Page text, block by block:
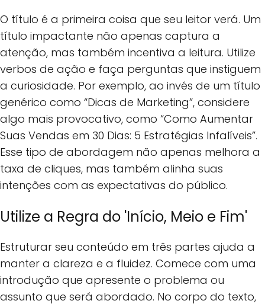
O título é a primeira coisa que seu leitor verá. Um
título impactante não apenas captura a
atenção, mas também incentiva a leitura. Utilize
verbos de ação e faça perguntas que instiguem
a curiosidade. Por exemplo, ao invés de um título
genérico como “Dicas de Marketing”, considere
algo mais provocativo, como “Como Aumentar
Suas Vendas em 30 Dias: 5 Estratégias Infalíveis”.
Esse tipo de abordagem não apenas melhora a
taxa de cliques, mas também alinha suas
intenções com as expectativas do público.
Utilize a Regra do 'Início, Meio e Fim'
Estruturar seu conteúdo em três partes ajuda a
manter a clareza e a fluidez. Comece com uma
introdução que apresente o problema ou
assunto que será abordado. No corpo do texto,